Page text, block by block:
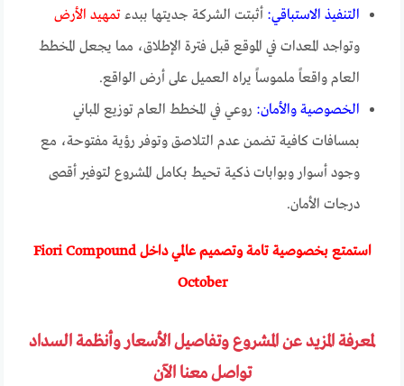
التنفيذ الاستباقي: أثبتت الشركة جديتها ببدءتمهيد الأرض
وتواجد المعدات في الموقع قبل فترة الإطلاق، مما يجعل المخطط
العام واقعاً ملموساً يراه العميل على أرض الواقع.
الخصوصية والأمان: روعي في المخطط العام توزيع المباني
بمسافات كافية تضمن عدم التلاصق وتوفر رؤية مفتوحة، مع
وجود أسوار وبوابات ذكية تحيط بكامل المشروع لتوفير أقصى
درجات الأمان.
استمتع بخصوصية تامة وتصميم عالمي داخل Fiori Compound
October
لمعرفة المزيد عن المشروع وتفاصيل الأسعار وأنظمة السداد
تواصل معنا الآن